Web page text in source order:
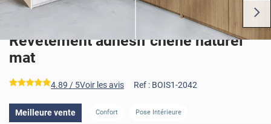
AVANT
Revêtement adhésif chêne naturel
mat
*****
4.89 / 5Voir les avis Ref : BOIS1-2042
Meilleure vente Confort Pose Intérieure